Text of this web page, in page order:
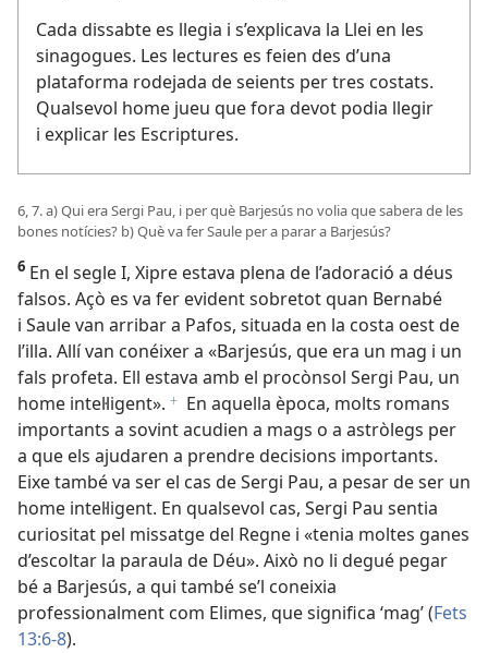
Cada dissabte es llegia i s’explicava la Llei en les
sinagogues. Les lectures es feien des d’una
plataforma rodejada de seients per tres costats.
Qualsevol home jueu que fora devot podia llegir
i explicar les Escriptures.
6, 7. a) Qui era Sergi Pau, i per què Barjesús no volia que sabera de les
bones notícies? b) Què va fer Saule per a parar a Barjesús?
6 En el segle I, Xipre estava plena de l’adoració a déus
falsos. Açò es va fer evident sobretot quan Bernabé
i Saule van arribar a Pafos, situada en la costa oest de
l’illa. Allí van conéixer a «Barjesús, que era un mag i un
fals profeta. Ell estava amb el procònsol Sergi Pau, un
home intel·ligent». f En aquella època, molts romans
importants a sovint acudien a mags o a astròlegs per
a que els ajudaren a prendre decisions importants.
Eixe també va ser el cas de Sergi Pau, a pesar de ser un
home intel·ligent. En qualsevol cas, Sergi Pau sentia
curiositat pel missatge del Regne i «tenia moltes ganes
d’escoltar la paraula de Déu». Això no li degué pegar
bé a Barjesús, a qui també se’l coneixia
professionalment com Elimes, que significa ‘mag’ (Fets
13:6-8).